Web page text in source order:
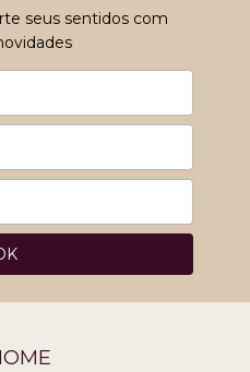
seus sentidos com